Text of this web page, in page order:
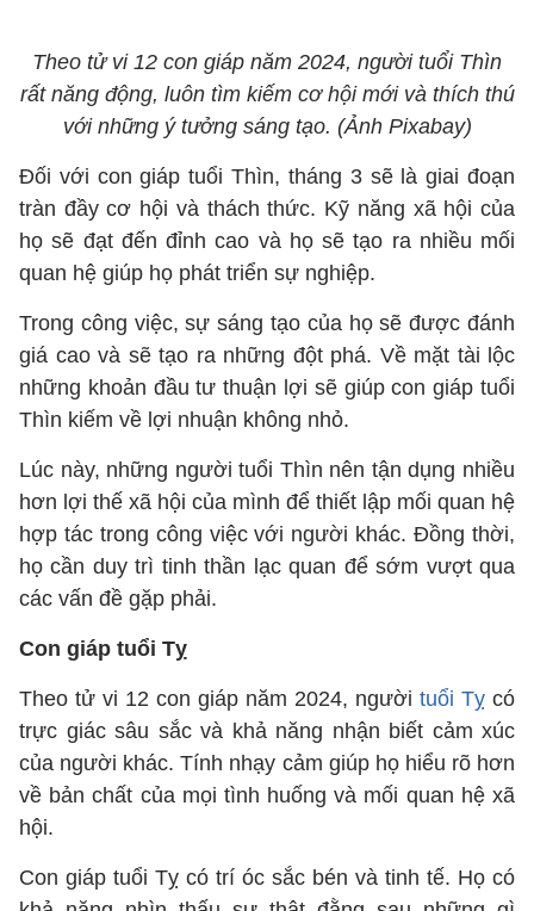
Theo tử vi 12 con giáp năm 2024, người tuổi Thìn
rất năng động, luôn tìm kiếm cơ hội mới và thích thú
với những ý tưởng sáng tạo. (Ảnh Pixabay)
Đối với con giáp tuổi Thìn, tháng 3 sẽ là giai đoạn
tràn đầy cơ hội và thách thức. Kỹ năng xã hội của
họ sẽ đạt đến đỉnh cao và họ sẽ tạo ra nhiều mối
quan hệ giúp họ phát triển sự nghiệp.
Trong công việc, sự sáng tạo của họ sẽ được đánh
giá cao và sẽ tạo ra những đột phá. Về mặt tài lộc
những khoản đầu tư thuận lợi sẽ giúp con giáp tuổi
Thìn kiếm về lợi nhuận không nhỏ.
Lúc này, những người tuổi Thìn nên tận dụng nhiều
hơn lợi thế xã hội của mình để thiết lập mối quan hệ
hợp tác trong công việc với người khác. Đồng thời,
họ cần duy trì tinh thần lạc quan để sớm vượt qua
các vấn đề gặp phải.
Con giáp tuổi Tỵ
Theo tử vi 12 con giáp năm 2024, người tuổi Tỵ có
trực giác sâu sắc và khả năng nhận biết cảm xúc
của người khác. Tính nhạy cảm giúp họ hiểu rõ hơn
về bản chất của mọi tình huống và mối quan hệ xã
hội.
Con giáp tuổi Tỵ có trí óc sắc bén và tinh tế. Họ có